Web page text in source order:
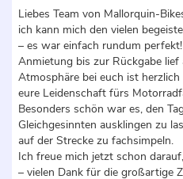
Liebes Team von Mallorquin-
ich kann mich den vielen
– es war einfach rundum
Anmietung bis zur Rückgabe lief
Atmosphäre bei euch ist
eure Leidenschaft fürs
Besonders schön war es, den
Gleichgesinnten ausklingen zu
auf der Strecke zu fachsimpeln.
Ich freue mich jetzt schon
– vielen Dank für die großartige